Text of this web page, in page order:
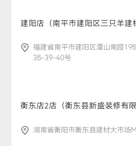
建阳店（南平市建阳区三只羊建
福建省南平市建阳区潭山南路
38-39-40号
衡东店2店（衡东县新盛装修有限
湖南省衡阳市衡东县建材大市场